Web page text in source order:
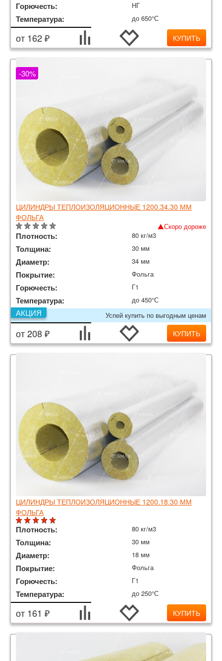
Горючесть: НГ
Температура: до 650°С
от 162 ₽ КУПИТЬ
ЦИЛИНДРЫ ТЕПЛОИЗОЛЯЦИОННЫЕ 1200.34.30 ММ
ФОЛЬГА
-30%
Скоро дороже
Плотность: 80 кг/м3
Толщина: 30 мм
Диаметр: 34 мм
Покрытие: Фольга
Горючесть: Г1
Температура:
до 450°С
Успей купить по выгодным ценам
АКЦИЯ
от 208 ₽ КУПИТЬ
ЦИЛИНДРЫ ТЕПЛОИЗОЛЯЦИОННЫЕ 1200.18.30 ММ
ФОЛЬГА
Плотность: 80 кг/м3
Толщина: 30 мм
Диаметр: 18 мм
Покрытие: Фольга
Горючесть: Г1
Температура: до 250°С
от 161 ₽ КУПИТЬ